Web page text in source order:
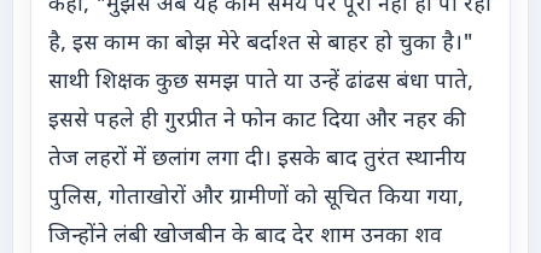
कहा, "मुझसे अब यह काम समय पर पूरा नहीं हो पा रहा
है, इस काम का बोझ मेरे बर्दाश्त से बाहर हो चुका है।"
साथी शिक्षक कुछ समझ पाते या उन्हें ढांढस बंधा पाते,
इससे पहले ही गुरप्रीत ने फोन काट दिया और नहर की
तेज लहरों में छलांग लगा दी। इसके बाद तुरंत स्थानीय
पुलिस, गोताखोरों और ग्रामीणों को सूचित किया गया,
जिन्होंने लंबी खोजबीन के बाद देर शाम उनका शव